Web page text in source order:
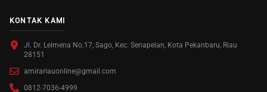
KONTAK KAMI
Jl. Dr. Leimena No.17, Sago, Kec. Senapelan, Kota Pekanbaru, Riau
28151
amirariauonline@gmail.com
0812-7036-4999